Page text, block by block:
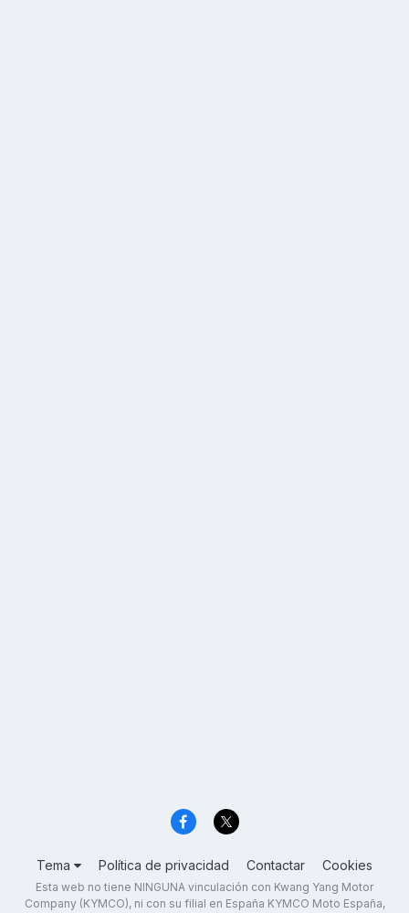
Tema Política de privacidad Contactar Cookies
Esta web no tiene NINGUNA vinculación con Kwang Yang Motor
Company (KYMCO), ni con su filial en España KYMCO Moto España,